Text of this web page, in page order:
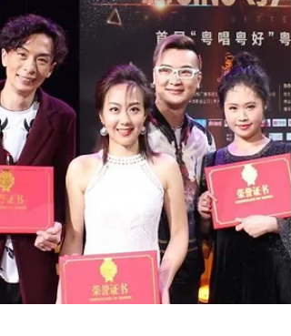
在音樂上努力和堅持，當年在1985年由香港電台主
辦（十八區夏日樂消遙全港青少年歌唱大賽）憑著
參賽歌曲，譚詠麟的《幻影》贏得總冠軍。而羅金
榮贏得比賽後亦沒有太大的發...